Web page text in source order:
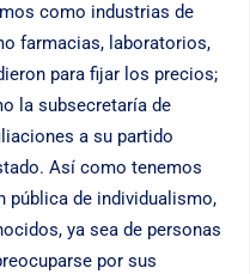
como industrias de
farmacias, laboratorios,
para fijar los precios;
la subsecretaría de
a su partido
Así como tenemos
de individualismo,
ya sea de personas
por sus